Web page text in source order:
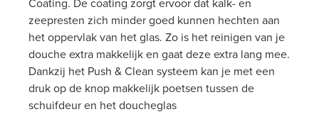
zeepresten zich minder goed kunnen hechten aan
het oppervlak van het glas. Zo is het reinigen van je
douche extra makkelijk en gaat deze extra lang mee.
Dankzij het Push & Clean systeem kan je met een
druk op de knop makkelijk poetsen tussen de
schuifdeur en het doucheglas